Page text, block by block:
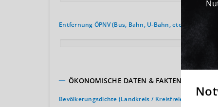
Entfernung ÖPNV (Bus, Bahn, U-Bahn, etc.)
ÖKONOMISCHE DATEN & FAKTEN
Bevölkerungsdichte (Landkreis / Kreisfreie Stadt)